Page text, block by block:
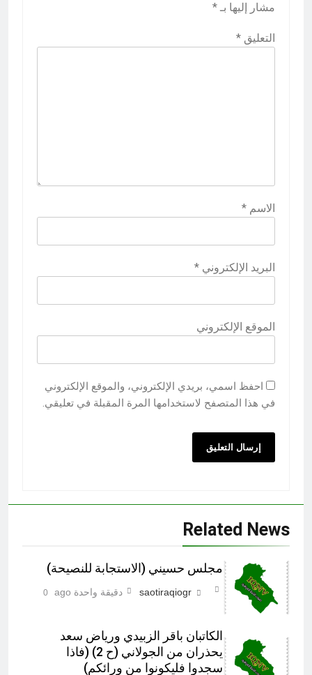
مشار إليها بـ *
التعليق *
الاسم *
البريد الإلكتروني *
الموقع الإلكتروني
احفظ اسمي، بريدي الإلكتروني، والموقع الإلكتروني
في هذا المتصفح لاستخدامها المرة المقبلة في تعليقي.
Related News
مجلس حسيني (الاستجابة للنصيحة)
saotiraqiogr دقيقة واحدة ago 0
الكاتبان باقر الزبيدي ورياض سعد
يحذران من الجولاني (ح 2) (فاذا
سجدوا فليكونوا من ورائكم)